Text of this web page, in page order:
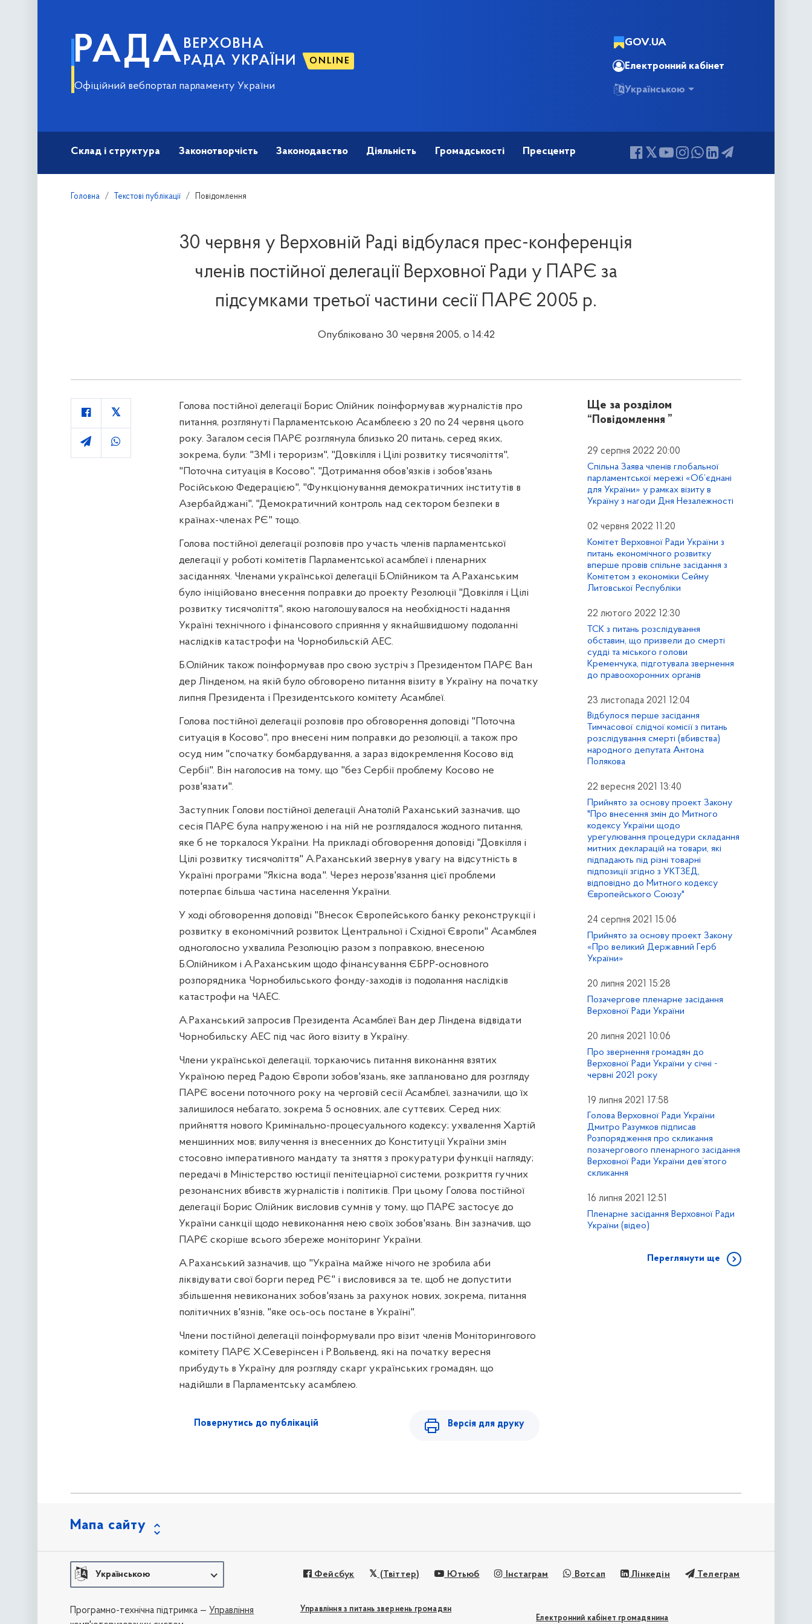
РАДА ВЕРХОВНА
РАДА УКРАЇНИ
ONLINE
Офіційний вебпортал парламенту України
GOV.UA
Електронний кабінет
Українською
Склад і структура Законотворчість Законодавство Діяльність Громадськості Пресцентр
Головна Текстові публікації Повідомлення
30 червня у Верховній Раді відбулася прес-конференція
членів постійної делегації Верховної Ради у ПАРЄ за
підсумками третьої частини сесії ПАРЄ 2005 р.
Опубліковано 30 червня 2005, о 14:42
Голова постійної делегації Борис Олійник поінформував журналістів про
питання, розглянуті Парламентською Асамблеєю з 20 по 24 червня цього
року. Загалом сесія ПАРЄ розглянула близько 20 питань, серед яких,
зокрема, були: "ЗМІ і тероризм", "Довкілля і Цілі розвитку тисячоліття",
"Поточна ситуація в Косово", "Дотримання обов'язків і зобов'язань
Російською Федерацією", "Функціонування демократичних інститутів в
Азербайджані", "Демократичний контроль над сектором безпеки в
країнах-членах РЄ" тощо.
Голова постійної делегації розповів про участь членів парламентської
делегації у роботі комітетів Парламентської асамблеї і пленарних
засіданнях. Членами української делегації Б.Олійником та А.Раханським
було ініційовано внесення поправки до проекту Резолюції "Довкілля і Цілі
розвитку тисячоліття", якою наголошувалося на необхідності надання
Україні технічного і фінансового сприяння у якнайшвидшому подоланні
наслідків катастрофи на Чорнобильскій АЕС.
Б.Олійник також поінформував про свою зустріч з Президентом ПАРЄ Ван
дер Лінденом, на якій було обговорено питання візиту в Україну на початку
липня Президента і Президентського комітету Асамблеї.
Голова постійної делегації розповів про обговорення доповіді "Поточна
ситуація в Косово", про внесені ним поправки до резолюції, а також про
осуд ним "спочатку бомбардування, а зараз відокремлення Косово від
Сербії". Він наголосив на тому, що "без Сербії проблему Косово не
розв'язати".
Заступник Голови постійної делегації Анатолій Раханський зазначив, що
сесія ПАРЄ була напруженою і на ній не розглядалося жодного питання,
яке б не торкалося України. На прикладі обговорення доповіді "Довкілля і
Цілі розвитку тисячоліття" А.Раханський звернув увагу на відсутність в
Україні програми "Якісна вода". Через нерозв'язання цієї проблеми
потерпає більша частина населення України.
У ході обговорення доповіді "Внесок Європейського банку реконструкції і
розвитку в економічний розвиток Центральної і Східної Європи" Асамблея
одноголосно ухвалила Резолюцію разом з поправкою, внесеною
Б.Олійником і А.Раханським щодо фінансування ЄБРР-основного
розпорядника Чорнобильського фонду-заходів із подолання наслідків
катастрофи на ЧАЕС.
А.Раханський запросив Президента Асамблеї Ван дер Ліндена відвідати
Чорнобильску АЕС під час його візиту в Україну.
Члени української делегації, торкаючись питання виконання взятих
Україною перед Радою Європи зобов'язань, яке заплановано для розгляду
ПАРЄ восени поточного року на черговій сесії Асамблеї, зазначили, що їх
залишилося небагато, зокрема 5 основних, але суттєвих. Серед них:
прийняття нового Кримінально-процесуального кодексу; ухвалення Хартій
меншинних мов; вилучення із внесенних до Конституції України змін
стосовно імперативного мандату та зняття з прокуратури функції нагляду;
передачі в Міністерство юстиції пенітеціарної системи, розкриття гучних
резонансних вбивств журналістів і політиків. При цьому Голова постійної
делегації Борис Олійник висловив сумнів у тому, що ПАРЄ застосує до
України санкції щодо невиконання нею своїх зобов'язань. Він зазначив, що
ПАРЄ скоріше всього збереже моніторинг України.
А.Раханський зазначив, що "Україна майже нічого не зробила аби
ліквідувати свої борги перед РЄ" і висловився за те, щоб не допустити
збільшення невиконаних зобов'язань за рахунок нових, зокрема, питання
політичних в'язнів, "яке ось-ось постане в Україні".
Члени постійної делегації поінформували про візит членів Моніторингового
комітету ПАРЄ Х.Северінсен і Р.Вольвенд, які на початку вересня
прибудуть в Україну для розгляду скарг українських громадян, що
надійшли в Парламентську асамблею.
Повернутись до публікацій Версія для друку
Ще за розділом
“Повідомлення ”
29 серпня 2022 20:00
Спільна Заява членів глобальної
парламентської мережі «Об’єднані
для України» у рамках візиту в
Україну з нагоди Дня Незалежності
02 червня 2022 11:20
Комітет Верховної Ради України з
питань економічного розвитку
вперше провів спільне засідання з
Комітетом з економіки Сейму
Литовської Республіки
22 лютого 2022 12:30
ТСК з питань розслідування
обставин, що призвели до смерті
судді та міського голови
Кременчука, підготувала звернення
до правоохоронних органів
23 листопада 2021 12:04
Відбулося перше засідання
Тимчасової слідчої комісії з питань
розслідування смерті (вбивства)
народного депутата Антона
Полякова
22 вересня 2021 13:40
Прийнято за основу проект Закону
"Про внесення змін до Митного
кодексу України щодо
урегулювання процедури складання
митних декларацій на товари, які
підпадають під різні товарні
підпозиції згідно з УКТЗЕД,
відповідно до Митного кодексу
Європейського Союзу"
24 серпня 2021 15:06
Прийнято за основу проект Закону
«Про великий Державний Герб
України»
20 липня 2021 15:28
Позачергове пленарне засідання
Верховної Ради України
20 липня 2021 10:06
Про звернення громадян до
Верховної Ради України у січні -
червні 2021 року
19 липня 2021 17:58
Голова Верховної Ради України
Дмитро Разумков підписав
Розпорядження про скликання
позачергового пленарного засідання
Верховної Ради України дев’ятого
скликання
16 липня 2021 12:51
Пленарне засідання Верховної Ради
України (відео)
Переглянути ще
Мапа сайту
Українською Фейсбук (Твіттер) Ютьюб Інстаграм Вотсап Лінкедін Телеграм
Управління з питань звернень громадян
Електронний кабінет громадянина
Програмно-технічна підтримка — Управління